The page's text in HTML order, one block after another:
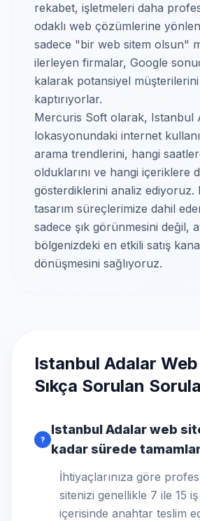
rekabet, işletmeleri daha
odaklı web çözümlerine
sadece "bir web sitem olsun"
ilerleyen firmalar, Google
kalarak potansiyel
kaptırıyorlar.
Mercuris Soft olarak, Istanbul
lokasyonundaki internet
arama trendlerini, hangi
olduklarını ve hangi içeriklere
gösterdiklerini analiz ediyoruz.
tasarım süreçlerimize dahil
sadece şık görünmesini değil,
bölgenizdeki en etkili satış
dönüşmesini sağlıyoruz.
Istanbul Adalar Web
Sıkça Sorulan
?
Istanbul Adalar web
kadar sürede
İhtiyaçlarınıza göre
sitenizi genellikle 7 ile 15
içerisinde anahtar teslim